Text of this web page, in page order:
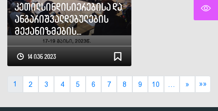
კეთილსინდისიერებისა და
ანგარიშვალდებულების
მექანიზმების
გაძლიერება საქართველოს
ადგილობრივი
თვითმმართველობის
დონეზე
14 ივნ 2023
1 2 3 4 5 6 7 8 9 10 … » »»